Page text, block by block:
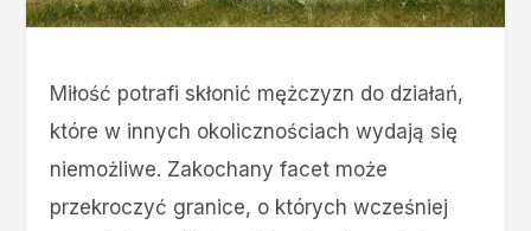
Miłość potrafi skłonić mężczyzn do działań,
które w innych okolicznościach wydają się
niemożliwe. Zakochany facet może
przekroczyć granice, o których wcześniej